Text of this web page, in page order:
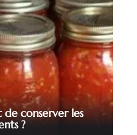
de conserver les
?